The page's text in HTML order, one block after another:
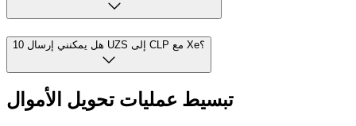
هل يمكنني إرسال 10 UZS إلى CLP مع Xe؟
تبسيط عمليات تحويل الأموال